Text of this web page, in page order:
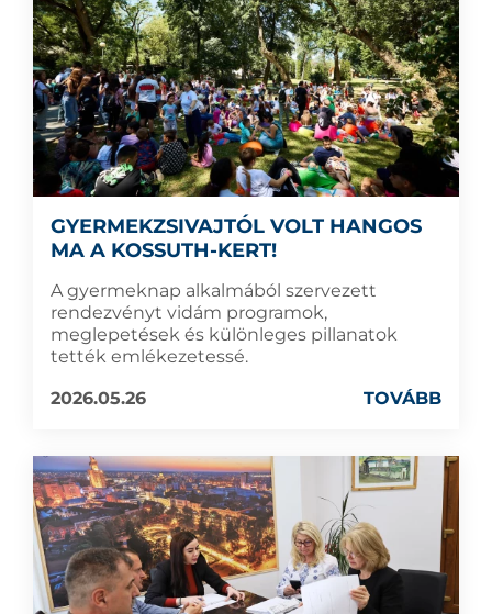
GYERMEKZSIVAJTÓL VOLT HANGOS
MA A KOSSUTH-KERT!
A gyermeknap alkalmából szervezett
rendezvényt vidám programok,
meglepetések és különleges pillanatok
tették emlékezetessé.
2026.05.26
TOVÁBB